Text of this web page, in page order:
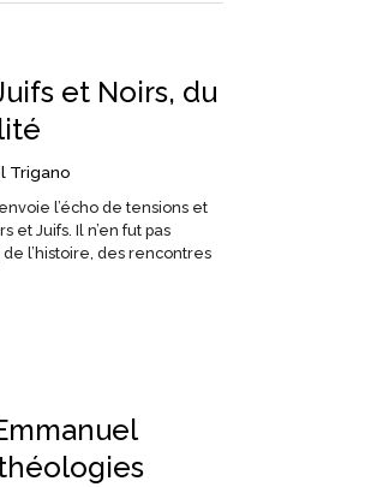
et Noirs, du
Trigano
l’écho de tensions et
et Juifs. Il n’en fut pas
l’histoire, des rencontres